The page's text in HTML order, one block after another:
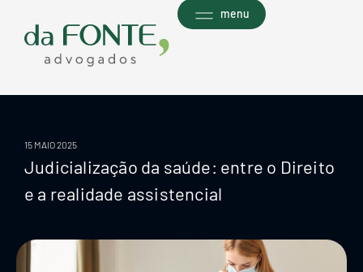
conteúdo
menu
15 MAIO 2025
Judicialização da saúde: entre o Direito
e a realidade assistencial